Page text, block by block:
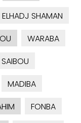
ELHADJ SHAMAN
WARABA
SAIBOU
MADIBA
FONBA